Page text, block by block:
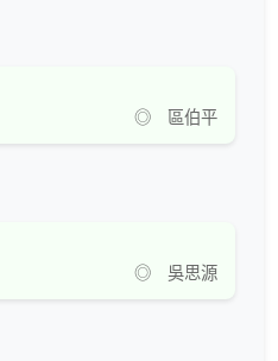
◎ 區伯平
◎ 吳思源